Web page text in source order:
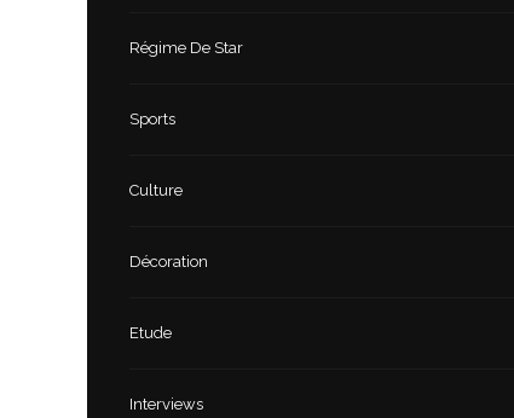
Régime De Star
Sports
Culture
Décoration
Etude
Interviews